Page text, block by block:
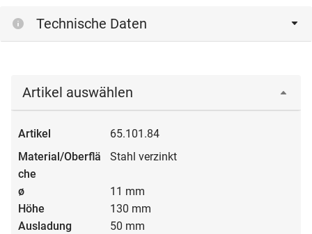
Technische Daten
Artikel auswählen
65.101.84
Stahl verzinkt
11 mm
130 mm
50 mm